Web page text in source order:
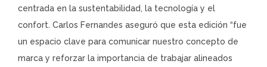
centrada en la sustentabilidad, la tecnología y el
confort. Carlos Fernandes aseguró que esta edición “fue
un espacio clave para comunicar nuestro concepto de
marca y reforzar la importancia de trabajar alineados